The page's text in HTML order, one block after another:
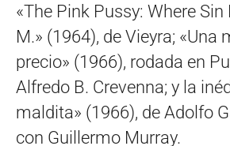
«The Pink Pussy: Where Sin
M.» (1964), de Vieyra; «Una
precio» (1966), rodada en
Alfredo B. Crevenna; y la
maldita» (1966), de Adolfo
con Guillermo Murray.